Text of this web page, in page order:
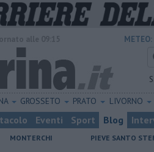
METEO:
GROSSETO PRATO LIVORNO
Eventi Sport Blog
MONTERCHI PIEVE SANTO